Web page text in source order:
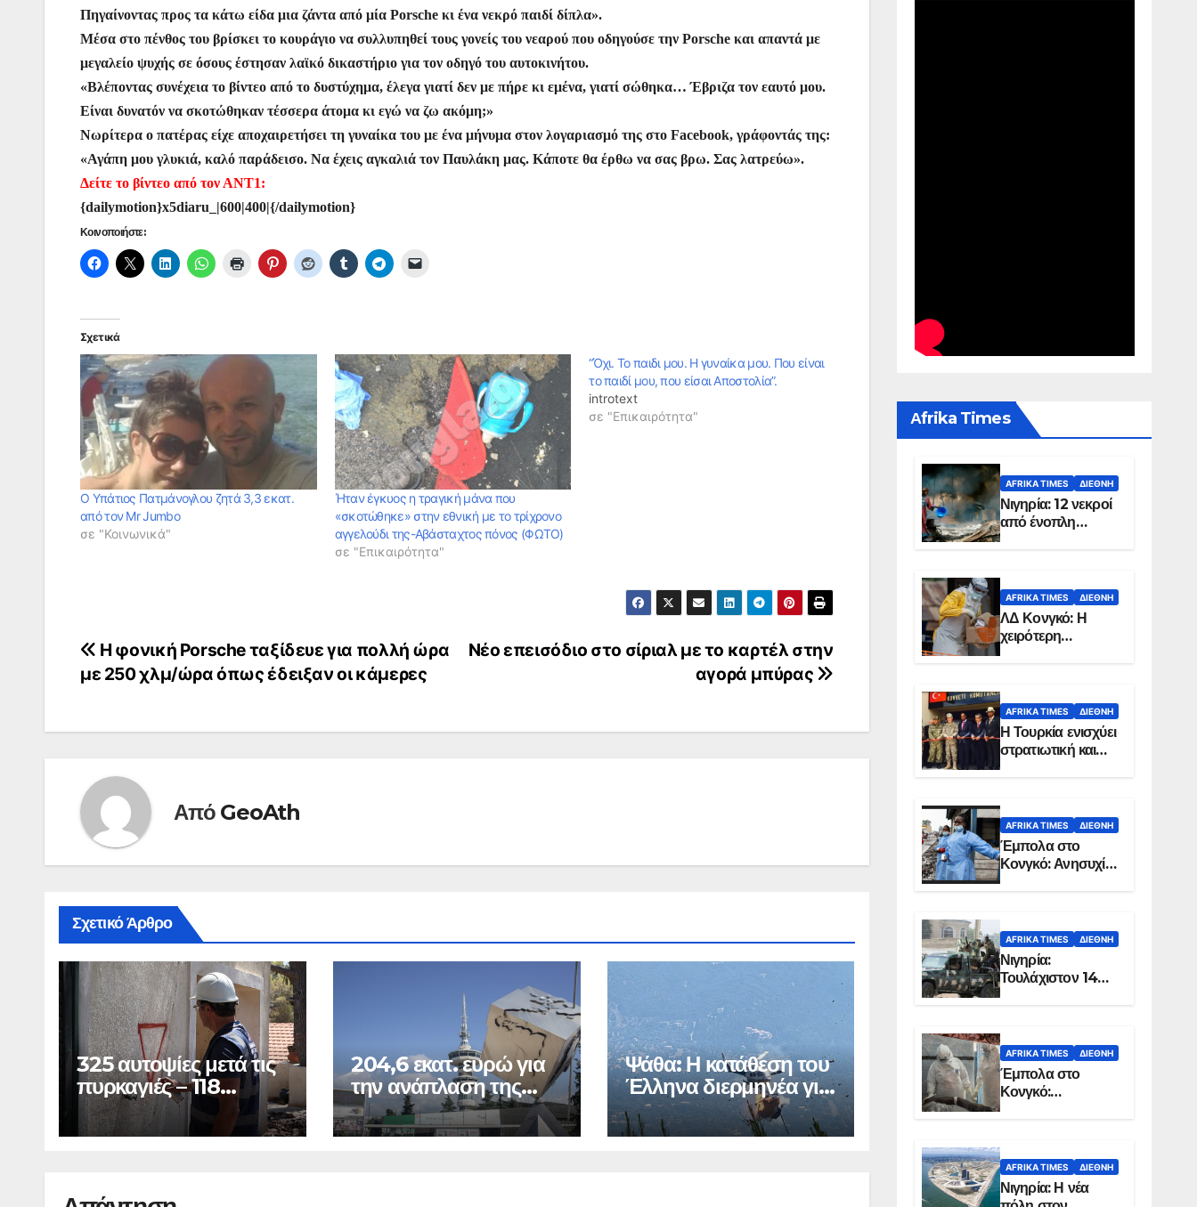
Πηγαίνοντας προς τα κάτω είδα μια ζάντα από μία Porsche κι ένα νεκρό παιδί δίπλα».
Μέσα στο πένθος του βρίσκει το κουράγιο να συλλυπηθεί τους γονείς του νεαρού που οδηγούσε την Porsche και απαντά με
μεγαλείο ψυχής σε όσους έστησαν λαϊκό δικαστήριο για τον οδηγό του αυτοκινήτου.
«Βλέποντας συνέχεια το βίντεο από το δυστύχημα, έλεγα γιατί δεν με πήρε κι εμένα, γιατί σώθηκα… Έβριζα τον εαυτό μου.
Είναι δυνατόν να σκοτώθηκαν τέσσερα άτομα κι εγώ να ζω ακόμη;»
Νωρίτερα ο πατέρας είχε αποχαιρετήσει τη γυναίκα του με ένα μήνυμα στον λογαριασμό της στο Facebook, γράφοντάς της:
«Αγάπη μου γλυκιά, καλό παράδεισο. Να έχεις αγκαλιά τον Παυλάκη μας. Κάποτε θα έρθω να σας βρω. Σας λατρεύω».
Δείτε το βίντεο από τον ΑΝΤ1:
{dailymotion}x5diaru_|600|400|{/dailymotion}
Κοινοποιήστε:
Σχετικά
Ο Υπάτιος Πατμάνογλου ζητά 3,3 εκατ.
από τον Mr Jumbo
σε "Κοινωνικά"
Ήταν έγκυος η τραγική μάνα που
«σκοτώθηκε» στην εθνική με το τρίχρονο
αγγελούδι της-Αβάσταχτος πόνος (ΦΩΤΟ)
σε "Επικαιρότητα"
“Όχι. Το παιδι μου. Η γυναίκα μου. Που είναι
το παιδί μου, που είσαι Αποστολία”.
introtext
σε "Επικαιρότητα"
Πλοήγηση
άρθρων
Νέο επεισόδιο στο σίριαλ με το καρτέλ στην
αγορά μπύρας
Η φονική Porsche ταξίδευε για πολλή ώρα
με 250 χλμ/ώρα όπως έδειξαν οι κάμερες
Από GeoAth
Σχετικό Άρθρο
325 αυτοψίες μετά τις
πυρκαγιές – 118
«κόκκινα» κτίρια
204,6 εκατ. ευρώ για
την ανάπλαση της
ΔΕΘ
Ψάθα: Η κατάθεση του
Έλληνα διερμηνέα για
τη σύγκρουση
Αfrika Times
AFRIKA TIMES ΔΙΕΘΝΉ
Νιγηρία: 12 νεκροί
από ένοπλη
επίθεση σε χωριό
AFRIKA TIMES ΔΙΕΘΝΉ
ΛΔ Κονγκό: Η
χειρότερη
επιδημία Έμπολα
χώρας
AFRIKA TIMES ΔΙΕΘΝΉ
Η Τουρκία ενισχύει
στρατιωτική και
ενεργειακή
Σομαλία
AFRIKA TIMES ΔΙΕΘΝΉ
Έμπολα στο
Κονγκό: Ανησυχία
για τη μεγάλη
AFRIKA TIMES ΔΙΕΘΝΉ
Νιγηρία:
Τουλάχιστον 14
νεκροί από
στην Οτούκπο
AFRIKA TIMES ΔΙΕΘΝΉ
Έμπολα στο
Κονγκό:
Ξεπέρασαν τους
AFRIKA TIMES ΔΙΕΘΝΉ
Νιγηρία: Η νέα